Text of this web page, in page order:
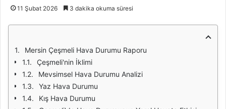
11 Şubat 2026 3 dakika okuma süresi
Mersin Çeşmeli Hava Durumu Raporu
Çeşmeli'nin İklimi
Mevsimsel Hava Durumu Analizi
Yaz Hava Durumu
Kış Hava Durumu